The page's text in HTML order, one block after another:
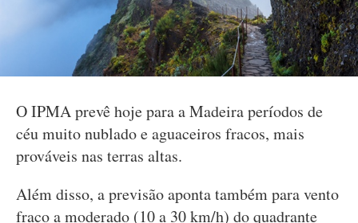
O IPMA prevê hoje para a Madeira períodos de
céu muito nublado e aguaceiros fracos, mais
prováveis nas terras altas.
Além disso, a previsão aponta também para vento
fraco a moderado (10 a 30 km/h) do quadrante